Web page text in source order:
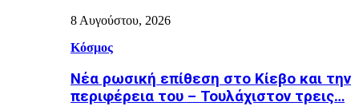
8 Αυγούστου, 2026
Κόσμος
Nέα ρωσική επίθεση στο Κίεβο και την
περιφέρεια του – Τουλάχιστον τρεις…